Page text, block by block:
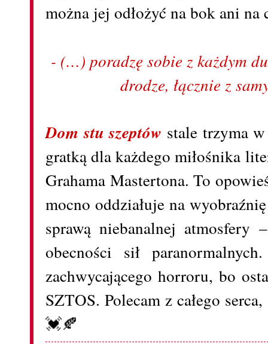
można jej odłożyć na bok ani
- (…) poradzę sobie z każdym
drodze, łącznie z
Dom stu szeptów stale trzyma
gratką dla każdego miłośnika
Grahama Mastertona. To
mocno oddziałuje na
sprawą niebanalnej atmosfery
obecności sił
zachwycającego horroru, bo
SZTOS. Polecam z całego
💓🍂